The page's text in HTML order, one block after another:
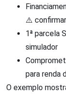
⚠️
1ª parcela
simulador
para renda
O exemplo